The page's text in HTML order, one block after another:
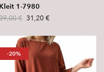
Kleit 1-7980
€ 31,20 €
-20%